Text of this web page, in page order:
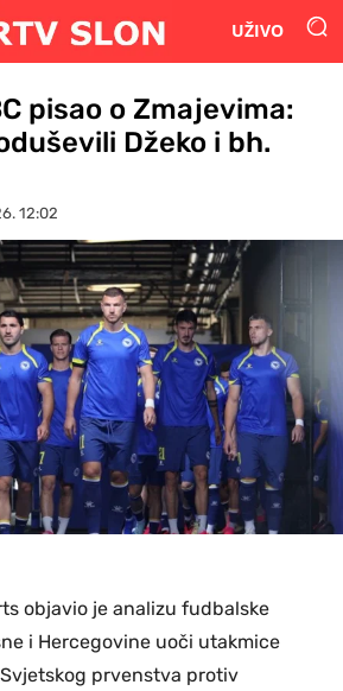
UŽIVO
pisao o Zmajevima:
Džeko i bh.
12:02
objavio je analizu fudbalske
i Hercegovine uoči utakmice
prvenstva protiv